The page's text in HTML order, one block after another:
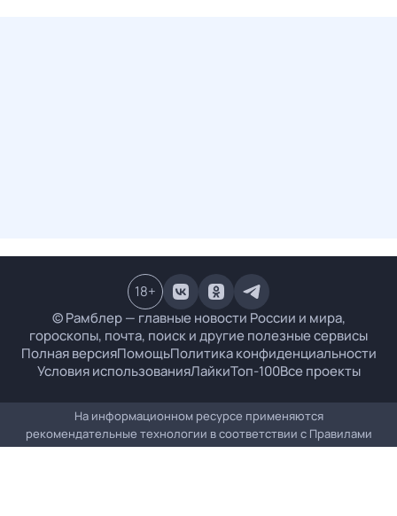
© Рамблер — главные новости России и мира,
гороскопы, почта, поиск и другие полезные сервисы
Полная версияПомощьПолитика конфиденциальности
Условия использованияЛайкиТоп-100Все проекты
18+
На информационном ресурсе применяются
рекомендательные технологии в соответствии с Правилами